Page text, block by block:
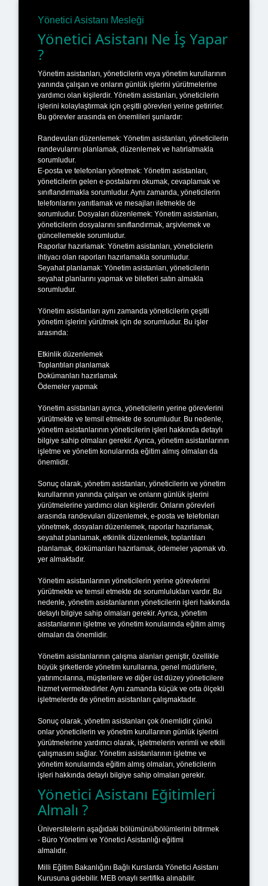
Yönetici Asistanı Mesleği
Yönetici Asistanı Ne İş Yapar
?
Yönetim asistanları, yöneticilerin veya yönetim kurullarının
yanında çalışan ve onların günlük işlerini yürütmelerine
yardımcı olan kişilerdir. Yönetim asistanları, yöneticilerin
işlerini kolaylaştırmak için çeşitli görevleri yerine getirirler.
Bu görevler arasında en önemlileri şunlardır:
Randevuları düzenlemek: Yönetim asistanları, yöneticilerin
randevularını planlamak, düzenlemek ve hatırlatmakla
sorumludur.
E-posta ve telefonları yönetmek: Yönetim asistanları,
yöneticilerin gelen e-postalarını okumak, cevaplamak ve
sınıflandırmakla sorumludur. Aynı zamanda, yöneticilerin
telefonlarını yanıtlamak ve mesajları iletmekle de
sorumludur. Dosyaları düzenlemek: Yönetim asistanları,
yöneticilerin dosyalarını sınıflandırmak, arşivlemek ve
güncellemekle sorumludur.
Raporlar hazırlamak: Yönetim asistanları, yöneticilerin
ihtiyacı olan raporları hazırlamakla sorumludur.
Seyahat planlamak: Yönetim asistanları, yöneticilerin
seyahat planlarını yapmak ve biletleri satın almakla
sorumludur.
Yönetim asistanları aynı zamanda yöneticilerin çeşitli
yönetim işlerini yürütmek için de sorumludur. Bu işler
arasında:
Etkinlik düzenlemek
Toplantıları planlamak
Dokümanları hazırlamak
Ödemeler yapmak
Yönetim asistanları ayrıca, yöneticilerin yerine görevlerini
yürütmekte ve temsil etmekte de sorumludur. Bu nedenle,
yönetim asistanlarının yöneticilerin işleri hakkında detaylı
bilgiye sahip olmaları gerekir. Ayrıca, yönetim asistanlarının
işletme ve yönetim konularında eğitim almış olmaları da
önemlidir.
Sonuç olarak, yönetim asistanları, yöneticilerin ve yönetim
kurullarının yanında çalışan ve onların günlük işlerini
yürütmelerine yardımcı olan kişilerdir. Onların görevleri
arasında randevuları düzenlemek, e-posta ve telefonları
yönetmek, dosyaları düzenlemek, raporlar hazırlamak,
seyahat planlamak, etkinlik düzenlemek, toplantıları
planlamak, dokümanları hazırlamak, ödemeler yapmak vb.
yer almaktadır.
Yönetim asistanlarının yöneticilerin yerine görevlerini
yürütmekte ve temsil etmekte de sorumlulukları vardır. Bu
nedenle, yönetim asistanlarının yöneticilerin işleri hakkında
detaylı bilgiye sahip olmaları gerekir. Ayrıca, yönetim
asistanlarının işletme ve yönetim konularında eğitim almış
olmaları da önemlidir.
Yönetim asistanlarının çalışma alanları geniştir, özellikle
büyük şirketlerde yönetim kurullarına, genel müdürlere,
yatırımcılarına, müşterilere ve diğer üst düzey yöneticilere
hizmet vermektedirler. Aynı zamanda küçük ve orta ölçekli
işletmelerde de yönetim asistanları çalışmaktadır.
Sonuç olarak, yönetim asistanları çok önemlidir çünkü
onlar yöneticilerin ve yönetim kurullarının günlük işlerini
yürütmelerine yardımcı olarak, işletmelerin verimli ve etkili
çalışmasını sağlar. Yönetim asistanlarının işletme ve
yönetim konularında eğitim almış olmaları, yöneticilerin
işleri hakkında detaylı bilgiye sahip olmaları gerekir.
Yönetici Asistanı Eğitimleri
Almalı ?
Üniversitelerin aşağıdaki bölümünü/bölümlerini bitirmek
- Büro Yönetimi ve Yönetici Asistanlığı eğitimi
almalıdır.
Milli Eğitim Bakanlığını Bağlı Kurslarda Yönetici Asistanı
Kurusuna gidebilir. MEB onaylı sertifika alınabilir.